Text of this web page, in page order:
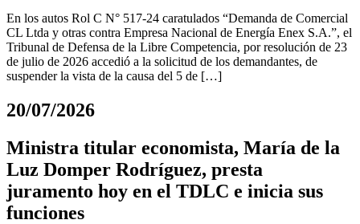
En los autos Rol C N° 517-24 caratulados “Demanda de Comercial
CL Ltda y otras contra Empresa Nacional de Energía Enex S.A.”, el
Tribunal de Defensa de la Libre Competencia, por resolución de 23
de julio de 2026 accedió a la solicitud de los demandantes, de
suspender la vista de la causa del 5 de […]
20/07/2026
Ministra titular economista, María de la
Luz Domper Rodríguez, presta
juramento hoy en el TDLC e inicia sus
funciones